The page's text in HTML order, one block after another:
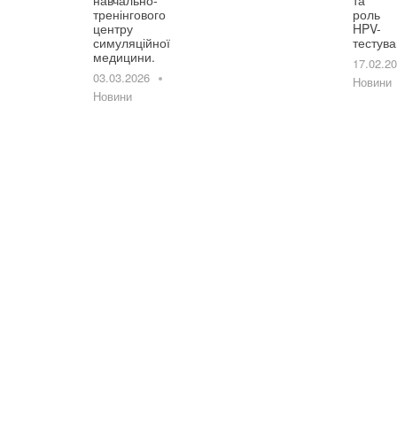
тренінгового
центру
симуляційної
медицини.
03.03.2026
Новини
роль
HPV-
Новини